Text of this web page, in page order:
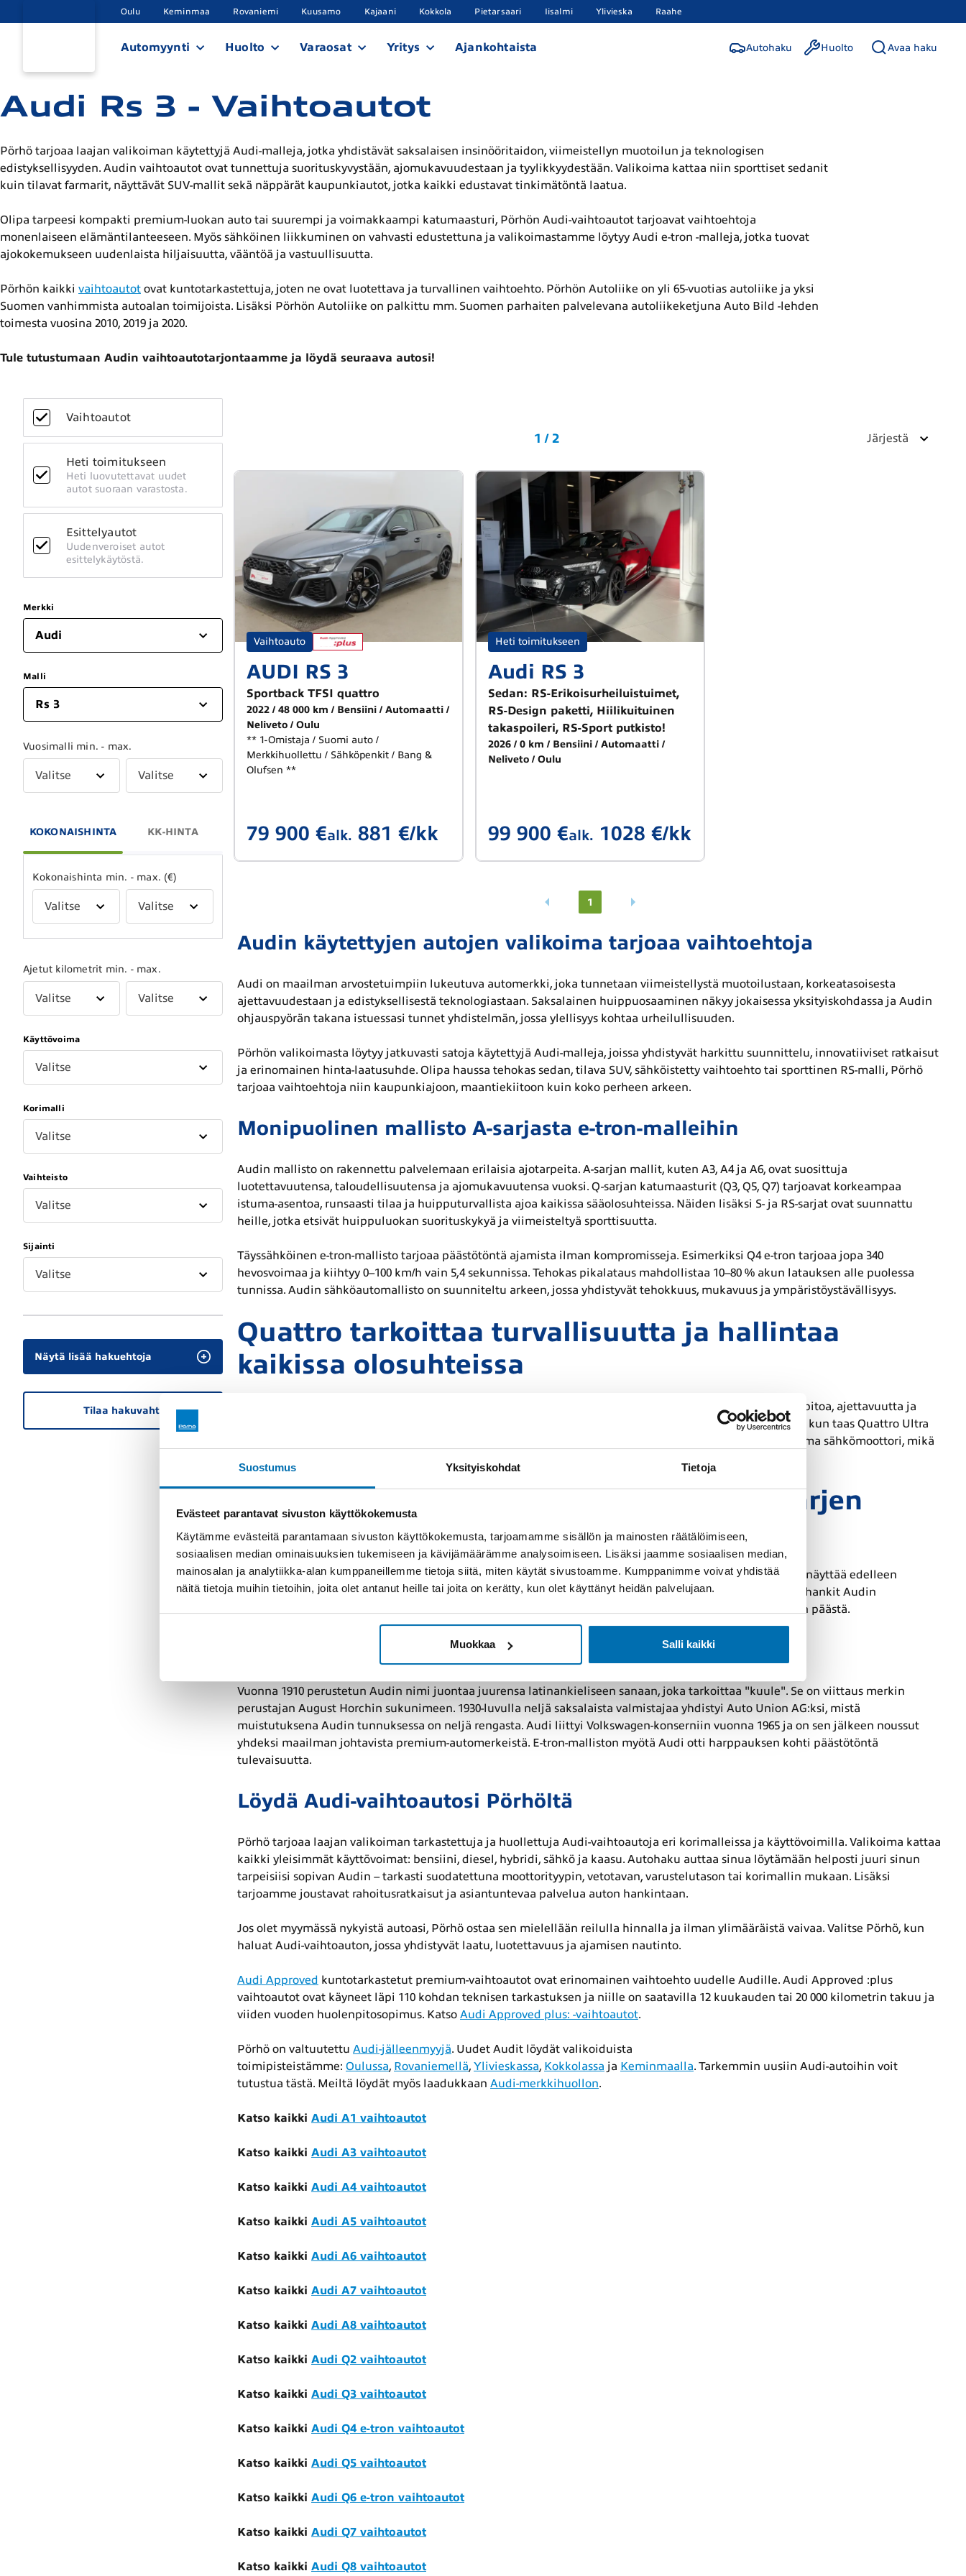
Suostumus Yksityiskohdat Tietoja
Evästeet parantavat sivuston käyttökokemusta
Käytämme evästeitä parantamaan sivuston käyttökokemusta, tarjoamamme sisällön ja mainosten räätälöimiseen,
sosiaalisen median ominaisuuksien tukemiseen ja kävijämäärämme analysoimiseen. Lisäksi jaamme sosiaalisen median,
mainosalan ja analytiikka-alan kumppaneillemme tietoja siitä, miten käytät sivustoamme. Kumppanimme voivat yhdistää
näitä tietoja muihin tietoihin, joita olet antanut heille tai joita on kerätty, kun olet käyttänyt heidän palvelujaan.
Muokkaa Salli kaikki
Oulu Keminmaa Rovaniemi Kuusamo Kajaani Kokkola Pietarsaari Iisalmi Ylivieska Raahe
Automyynti Huolto Varaosat Yritys Ajankohtaista Autohaku Huolto Avaa haku
Audi Rs 3 - Vaihtoautot
Pörhö tarjoaa laajan valikoiman käytettyjä Audi-malleja, jotka yhdistävät saksalaisen insinööritaidon, viimeistellyn muotoilun ja teknologisen
edistyksellisyyden. Audin vaihtoautot ovat tunnettuja suorituskyvystään, ajomukavuudestaan ja tyylikkyydestään. Valikoima kattaa niin sporttiset sedanit
kuin tilavat farmarit, näyttävät SUV-mallit sekä näppärät kaupunkiautot, jotka kaikki edustavat tinkimätöntä laatua.
Olipa tarpeesi kompakti premium-luokan auto tai suurempi ja voimakkaampi katumaasturi, Pörhön Audi-vaihtoautot tarjoavat vaihtoehtoja
monenlaiseen elämäntilanteeseen. Myös sähköinen liikkuminen on vahvasti edustettuna ja valikoimastamme löytyy Audi e-tron -malleja, jotka tuovat
ajokokemukseen uudenlaista hiljaisuutta, vääntöä ja vastuullisuutta.
Pörhön kaikki vaihtoautot ovat kuntotarkastettuja, joten ne ovat luotettava ja turvallinen vaihtoehto. Pörhön Autoliike on yli 65-vuotias autoliike ja yksi
Suomen vanhimmista autoalan toimijoista. Lisäksi Pörhön Autoliike on palkittu mm. Suomen parhaiten palvelevana autoliikeketjuna Auto Bild -lehden
toimesta vuosina 2010, 2019 ja 2020.
Tule tutustumaan Audin vaihtoautotarjontaamme ja löydä seuraava autosi!
Vaihtoautot
Heti toimitukseen
Heti luovutettavat uudet
autot suoraan varastosta.
Esittelyautot
Uudenveroiset autot
esittelykäytöstä.
Merkki
Audi
Malli
Rs 3
Vuosimalli min. - max.
Valitse Valitse
KOKONAISHINTA KK-HINTA
Kokonaishinta min. - max. (€)
Valitse Valitse
Ajetut kilometrit min. - max.
Valitse Valitse
Käyttövoima
Valitse
Korimalli
Valitse
Vaihteisto
Valitse
Sijainti
Valitse
Näytä lisää hakuehtoja
Tilaa hakuvahti
1 / 2 Järjestä
Vaihtoauto
AUDI RS 3
Sportback TFSI quattro
2022 48 000 km Bensiini
Automaatti
Neliveto
Oulu
** 1-Omistaja / Suomi auto /
Merkkihuollettu / Sähköpenkit / Bang &
Olufsen **
79 900 €alk. 881 €/kk
Heti toimitukseen
Audi RS 3
Sedan: RS-Erikoisurheiluistuimet,
RS-Design paketti, Hiilikuituinen
takaspoileri, RS-Sport putkisto!
2026 0 km Bensiini
Automaatti
Neliveto
Oulu
99 900 €alk. 1028 €/kk
1
Audin käytettyjen autojen valikoima tarjoaa vaihtoehtoja
Audi on maailman arvostetuimpiin lukeutuva automerkki, joka tunnetaan viimeistellystä muotoilustaan, korkeatasoisesta
ajettavuudestaan ja edistyksellisestä teknologiastaan. Saksalainen huippuosaaminen näkyy jokaisessa yksityiskohdassa ja Audin
ohjauspyörän takana istuessasi tunnet yhdistelmän, jossa ylellisyys kohtaa urheilullisuuden.
Pörhön valikoimasta löytyy jatkuvasti satoja käytettyjä Audi-malleja, joissa yhdistyvät harkittu suunnittelu, innovatiiviset ratkaisut
ja erinomainen hinta-laatusuhde. Olipa haussa tehokas sedan, tilava SUV, sähköistetty vaihtoehto tai sporttinen RS-malli, Pörhö
tarjoaa vaihtoehtoja niin kaupunkiajoon, maantiekiitoon kuin koko perheen arkeen.
Monipuolinen mallisto A-sarjasta e-tron-malleihin
Audin mallisto on rakennettu palvelemaan erilaisia ajotarpeita. A-sarjan mallit, kuten A3, A4 ja A6, ovat suosittuja
luotettavuutensa, taloudellisuutensa ja ajomukavuutensa vuoksi. Q-sarjan katumaasturit (Q3, Q5, Q7) tarjoavat korkeampaa
istuma-asentoa, runsaasti tilaa ja huipputurvallista ajoa kaikissa sääolosuhteissa. Näiden lisäksi S- ja RS-sarjat ovat suunnattu
heille, jotka etsivät huippuluokan suorituskykyä ja viimeisteltyä sporttisuutta.
Täyssähköinen e-tron-mallisto tarjoaa päästötöntä ajamista ilman kompromisseja. Esimerkiksi Q4 e-tron tarjoaa jopa 340
hevosvoimaa ja kiihtyy 0–100 km/h vain 5,4 sekunnissa. Tehokas pikalataus mahdollistaa 10–80 % akun latauksen alle puolessa
tunnissa. Audin sähköautomallisto on suunniteltu arkeen, jossa yhdistyvät tehokkuus, mukavuus ja ympäristöystävällisyys.
Quattro tarkoittaa turvallisuutta ja hallintaa
kaikissa olosuhteissa
Audin nelivetotekniikka, Quattro, tarjoaa älykkään voimanjaon etu- ja taka-akselin välillä, mikä parantaa pitoa, ajettavuutta ja
turvallisuutta. Perinteinen mekaaninen Quattro on tunnettu varmuudestaan haastavissa sääolosuhteissa, kun taas Quattro Ultra
osaa kytkeytyä automaattisesti käyttöön tarvittaessa. Sähköisissä e-tron-malleissa jokaisella akselilla on oma sähkömoottori, mikä
Ajaton muotoilu voidaan ajatella olevan arjen
luksusta myös vaihtoautona
Audin mallien suunnittelussa korostuu ajattomuus. Esimerkiksi jo yli kymmenen vuotta sitten esitelty A4 näyttää edelleen
modernilta ja tyylikkäältä – tämä kertoo paljon brändin kestävyydestä ja designin pitkäikäisyydestä. Kun hankit Audin
vaihtoautona Pörhöltä, saat käyttöösi ajoneuvon, joka säilyttää arvonsa ja näyttää hyvältä vielä vuosienkin päästä.
Audin historia on yli vuosisata edelläkävijyyttä
Vuonna 1910 perustetun Audin nimi juontaa juurensa latinankieliseen sanaan, joka tarkoittaa "kuule". Se on viittaus merkin
perustajan August Horchin sukunimeen. 1930-luvulla neljä saksalaista valmistajaa yhdistyi Auto Union AG:ksi, mistä
muistutuksena Audin tunnuksessa on neljä rengasta. Audi liittyi Volkswagen-konserniin vuonna 1965 ja on sen jälkeen noussut
yhdeksi maailman johtavista premium-automerkeistä. E-tron-malliston myötä Audi otti harppauksen kohti päästötöntä
tulevaisuutta.
Löydä Audi-vaihtoautosi Pörhöltä
Pörhö tarjoaa laajan valikoiman tarkastettuja ja huollettuja Audi-vaihtoautoja eri korimalleissa ja käyttövoimilla. Valikoima kattaa
kaikki yleisimmät käyttövoimat: bensiini, diesel, hybridi, sähkö ja kaasu. Autohaku auttaa sinua löytämään helposti juuri sinun
tarpeisiisi sopivan Audin – tarkasti suodatettuna moottorityypin, vetotavan, varustelutason tai korimallin mukaan. Lisäksi
tarjoamme joustavat rahoitusratkaisut ja asiantuntevaa palvelua auton hankintaan.
Jos olet myymässä nykyistä autoasi, Pörhö ostaa sen mielellään reilulla hinnalla ja ilman ylimääräistä vaivaa. Valitse Pörhö, kun
haluat Audi-vaihtoauton, jossa yhdistyvät laatu, luotettavuus ja ajamisen nautinto.
Audi Approved kuntotarkastetut premium-vaihtoautot ovat erinomainen vaihtoehto uudelle Audille. Audi Approved :plus
vaihtoautot ovat käyneet läpi 110 kohdan teknisen tarkastuksen ja niille on saatavilla 12 kuukauden tai 20 000 kilometrin takuu ja
viiden vuoden huolenpitosopimus. Katso Audi Approved plus: -vaihtoautot.
Pörhö on valtuutettu Audi-jälleenmyyjä. Uudet Audit löydät valikoiduista
toimipisteistämme: Oulussa, Rovaniemellä, Ylivieskassa, Kokkolassa ja Keminmaalla. Tarkemmin uusiin Audi-autoihin voit
tutustua tästä. Meiltä löydät myös laadukkaan Audi-merkkihuollon.
Katso kaikki Audi A1 vaihtoautot
Katso kaikki Audi A3 vaihtoautot
Katso kaikki Audi A4 vaihtoautot
Katso kaikki Audi A5 vaihtoautot
Katso kaikki Audi A6 vaihtoautot
Katso kaikki Audi A7 vaihtoautot
Katso kaikki Audi A8 vaihtoautot
Katso kaikki Audi Q2 vaihtoautot
Katso kaikki Audi Q3 vaihtoautot
Katso kaikki Audi Q4 e-tron vaihtoautot
Katso kaikki Audi Q5 vaihtoautot
Katso kaikki Audi Q6 e-tron vaihtoautot
Katso kaikki Audi Q7 vaihtoautot
Katso kaikki Audi Q8 vaihtoautot